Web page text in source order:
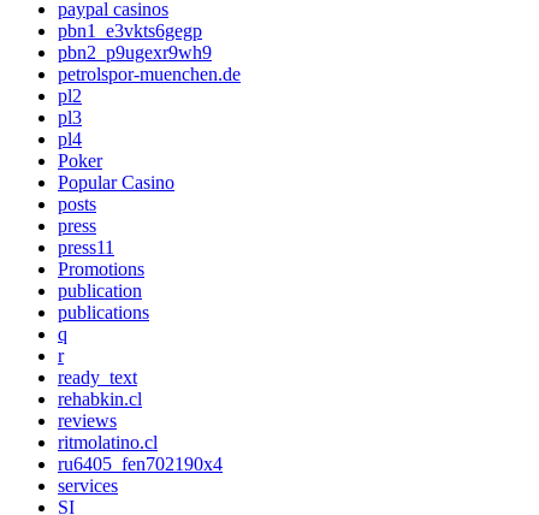
paypal casinos
pbn1_e3vkts6gegp
pbn2_p9ugexr9wh9
petrolspor-muenchen.de
pl2
pl3
pl4
Poker
Popular Casino
posts
press
press11
Promotions
publication
publications
q
r
ready_text
rehabkin.cl
reviews
ritmolatino.cl
ru6405_fen702190x4
services
SI